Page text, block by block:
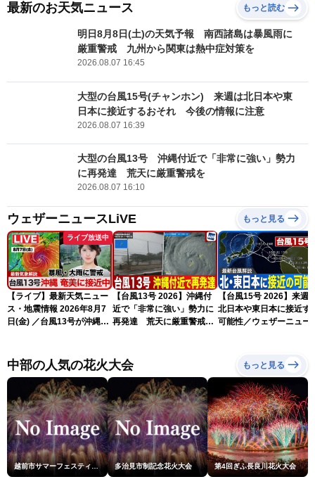
最新のお天気ニュース もっと読む
明日8月8日(土)の天気予報 南西諸島は暴風雨に
厳重警戒 九州から関東は熱中症対策を
2026.08.07 16:45
大型の台風15号(チャンホン) 来週は北日本や東
日本に接近するおそれ 今後の情報に注意
2026.08.07 16:39
大型の台風13号 沖縄付近で「非常に強い」勢力
に再発達 荒天に厳重警戒を
2026.08.07 16:10
ウェザーニュースLiVE もっと見る
ライブ放送中
【ライブ】最新天気ニュー
ス・地震情報 2026年8月7
日(金) ／台風13号が沖縄・
ュースLiVEイブニング・小
川千奈／内藤邦裕〉
【台風13号 2026】沖縄付
近で「非常に強い」勢力に
再発達 荒天に厳重警戒を
【台風15号 2026】来週
北日本や東日本に接近す
可能性／ウェザーニュー
中部の人気の花火大会 もっと見る
越前市サマーフェスティバル花火大会 多治見市制記念花火大会 第4回ぎふ長良川花火大会